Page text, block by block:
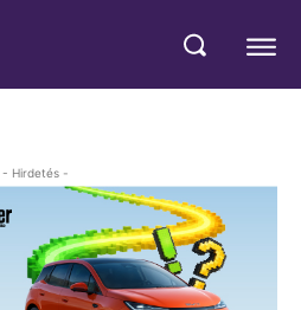
- Hirdetés -